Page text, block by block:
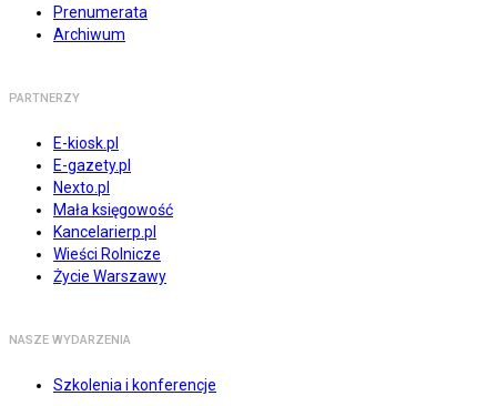
Prenumerata
Archiwum
PARTNERZY
E-kiosk.pl
E-gazety.pl
Nexto.pl
Mała księgowość
Kancelarierp.pl
Wieści Rolnicze
Życie Warszawy
NASZE WYDARZENIA
Szkolenia i konferencje